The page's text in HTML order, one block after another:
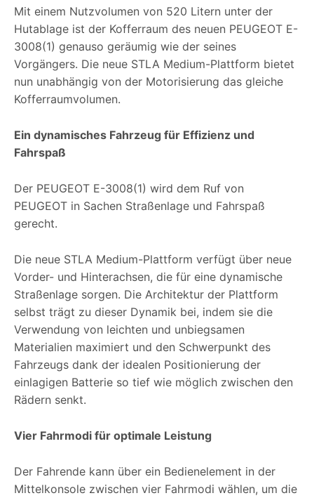
Mit einem Nutzvolumen von 520 Litern unter der
Hutablage ist der Kofferraum des neuen PEUGEOT E-
3008(1) genauso geräumig wie der seines
Vorgängers. Die neue STLA Medium-Plattform bietet
nun unabhängig von der Motorisierung das gleiche
Kofferraumvolumen.
Ein dynamisches Fahrzeug für Effizienz und
Fahrspaß
Der PEUGEOT E-3008(1) wird dem Ruf von
PEUGEOT in Sachen Straßenlage und Fahrspaß
gerecht.
Die neue STLA Medium-Plattform verfügt über neue
Vorder- und Hinterachsen, die für eine dynamische
Straßenlage sorgen. Die Architektur der Plattform
selbst trägt zu dieser Dynamik bei, indem sie die
Verwendung von leichten und unbiegsamen
Materialien maximiert und den Schwerpunkt des
Fahrzeugs dank der idealen Positionierung der
einlagigen Batterie so tief wie möglich zwischen den
Rädern senkt.
Vier Fahrmodi für optimale Leistung
Der Fahrende kann über ein Bedienelement in der
Mittelkonsole zwischen vier Fahrmodi wählen, um die